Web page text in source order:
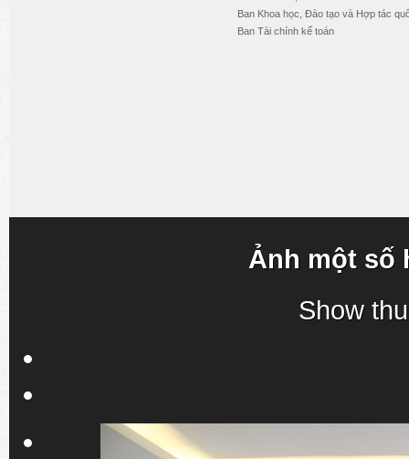
Ban Khoa học, Đào tạo và Hợp tác
Ban Tài chính kế toán
Ảnh một số
Show